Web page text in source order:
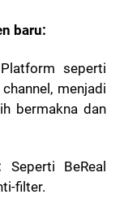
baru:
Platform seperti
menjadi
bermakna dan
Seperti BeReal
filter.